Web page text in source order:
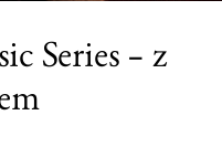
Series – z